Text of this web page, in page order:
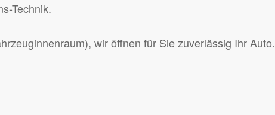
Technik.
wir öffnen für Sie zuverlässig Ihr Auto.